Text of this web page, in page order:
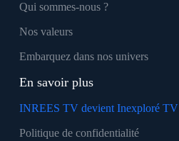
Qui sommes-nous ?
Nos valeurs
Embarquez dans nos univers
En savoir plus
INREES TV devient Inexploré TV
Politique de confidentialité